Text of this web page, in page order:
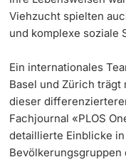
Viehzucht spielten
und komplexe soziale
Ein internationales
Basel und Zürich trägt
dieser
Fachjournal «PLOS
detaillierte Einblicke